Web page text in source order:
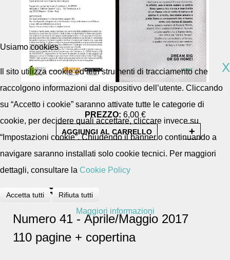
PREZZO: 6,00 €
DESCRIZIONE
Numero 41 - Aprile/Maggio 2017
110 pagine + copertina
Usiamo cookies
X
Il sito utilizza cookie ed altri strumenti di tracciamento che
raccolgono informazioni dal dispositivo dell’utente. Cliccando
su “Accetto i cookie” saranno attivate tutte le categorie di
cookie, per decidere quali accettare, cliccare invece su
“Impostazioni cookie”. Chiudendo il banner o continuando a
navigare saranno installati solo cookie tecnici. Per maggiori
dettagli, consultare la Cookie Policy
Accetta tutti Rifiuta tutti
Maggiori informazioni